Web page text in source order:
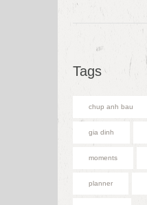
Tags
chup anh bau
gia dinh
moments
planner